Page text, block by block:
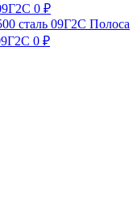
0 ₽
Полоса
0 ₽